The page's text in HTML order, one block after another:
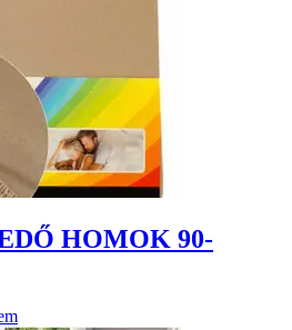
HOMOK 90-